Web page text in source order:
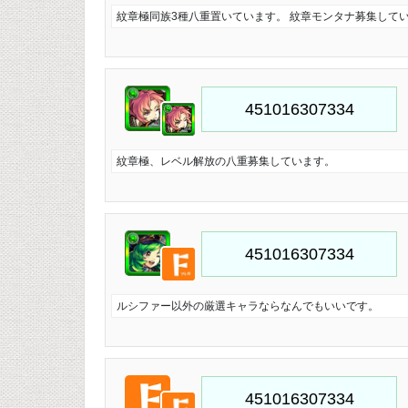
紋章極同族3種八重置いています。 紋章モンタナ募集してい
紋章極、レベル解放の八重募集しています。
ルシファー以外の厳選キャラならなんでもいいです。